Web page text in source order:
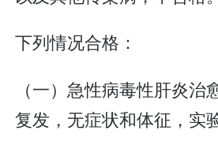
下列情况合格：
（一）急性病毒性肝炎治
复发，无症状和体征，实